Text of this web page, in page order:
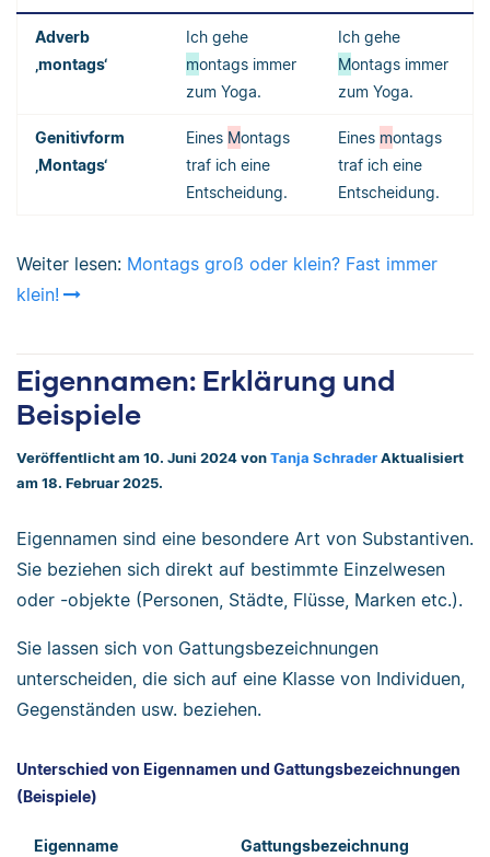
Adverb
‚montags‘
Ich gehe
montags immer
zum Yoga.
Ich gehe
Montags immer
zum Yoga.
Genitivform
‚Montags‘
Eines Montags
traf ich eine
Entscheidung.
Eines montags
traf ich eine
Entscheidung.
Weiter lesen: Montags groß oder klein? Fast immer
klein!
Eigennamen: Erklärung und
Beispiele
Veröffentlicht am 10. Juni 2024 von Tanja Schrader Aktualisiert
am 18. Februar 2025.
Eigennamen sind eine besondere Art von Substantiven.
Sie beziehen sich direkt auf bestimmte Einzelwesen
oder -objekte (Personen, Städte, Flüsse, Marken etc.).
Sie lassen sich von Gattungsbezeichnungen
unterscheiden, die sich auf eine Klasse von Individuen,
Gegenständen usw. beziehen.
Unterschied von Eigennamen und Gattungsbezeichnungen
(Beispiele)
Eigenname Gattungsbezeichnung